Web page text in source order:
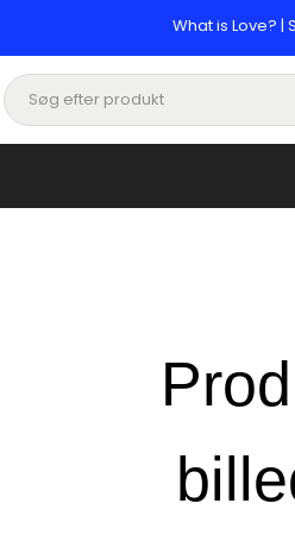
What is Love? |